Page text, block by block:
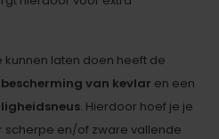
laten doen heeft de
van kevlar en een
. Hierdoor hoef je je
scherpe en/of zware vallende